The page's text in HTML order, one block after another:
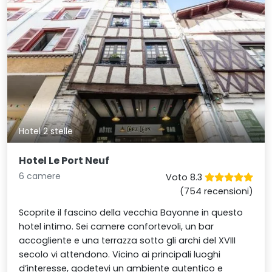
Hotel 2 stelle
Hotel Le Port Neuf
6 camere
Voto 8.3
(754 recensioni)
Scoprite il fascino della vecchia Bayonne in questo
hotel intimo. Sei camere confortevoli, un bar
accogliente e una terrazza sotto gli archi del XVIII
secolo vi attendono. Vicino ai principali luoghi
d’interesse, godetevi un ambiente autentico e